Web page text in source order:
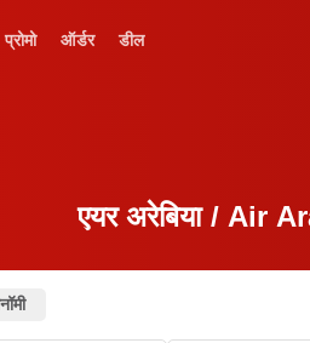
प्रोमो ऑर्डर डील
एयर अरेबिया / Air